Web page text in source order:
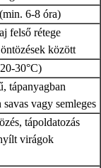
6-8 óra)
felső rétege
között
30°C)
tápanyagban
savas vagy semleges
tápoldatozás
virágok